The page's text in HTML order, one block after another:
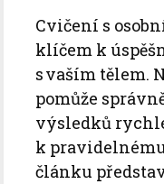
Cvičení s
klíčem k
s vaším tělem.
pomůže
výsledků
k
článku